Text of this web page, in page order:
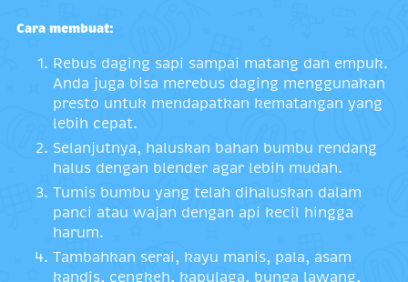
Cara membuat:
Rebus daging sapi sampai matang dan empuk.
Anda juga bisa merebus daging menggunakan
presto untuk mendapatkan kematangan yang
lebih cepat.
Selanjutnya, haluskan bahan bumbu rendang
halus dengan blender agar lebih mudah.
Tumis bumbu yang telah dihaluskan dalam
panci atau wajan dengan api kecil hingga
harum.
Tambahkan serai, kayu manis, pala, asam
kandis, cengkeh, kapulaga, bunga lawang,